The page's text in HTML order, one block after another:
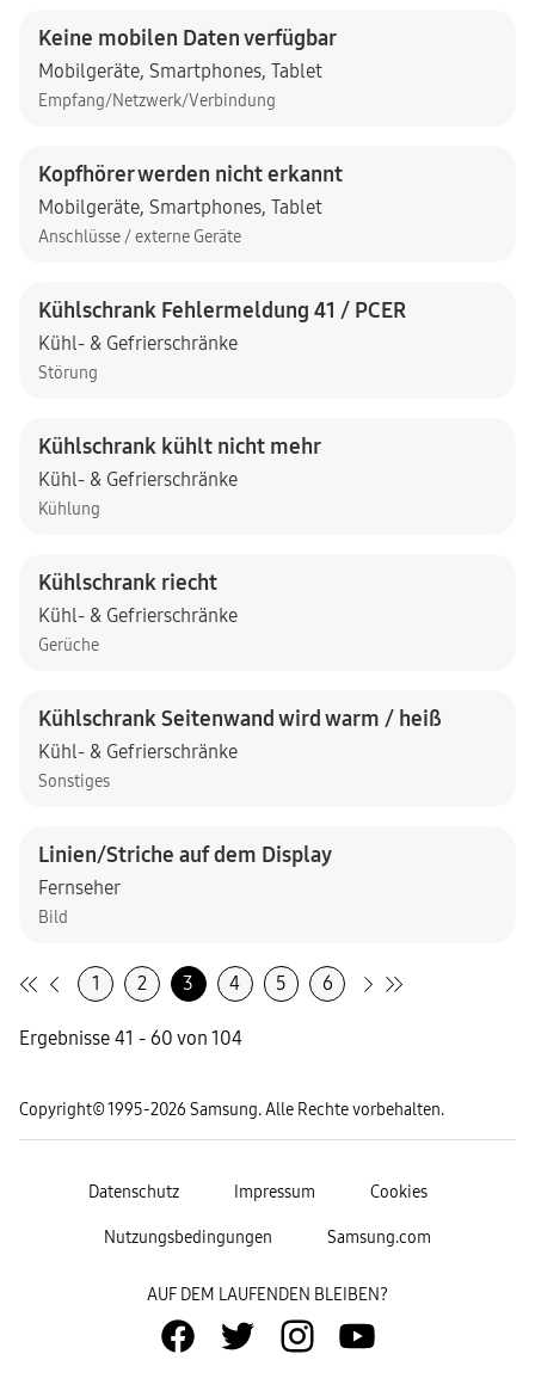
Keine mobilen Daten verfügbar
Mobilgeräte, Smartphones, Tablet
Empfang/Netzwerk/Verbindung
Kopfhörer werden nicht erkannt
Mobilgeräte, Smartphones, Tablet
Anschlüsse / externe Geräte
Kühlschrank Fehlermeldung 41 / PCER
Kühl- & Gefrierschränke
Störung
Kühlschrank kühlt nicht mehr
Kühl- & Gefrierschränke
Kühlung
Kühlschrank riecht
Kühl- & Gefrierschränke
Gerüche
Kühlschrank Seitenwand wird warm / heiß
Kühl- & Gefrierschränke
Sonstiges
Linien/Striche auf dem Display
Fernseher
Bild
1 2 3 4 5 6
Ergebnisse 41 - 60 von 104
Copyright© 1995-2026 Samsung. Alle Rechte vorbehalten.
Datenschutz Impressum Cookies
Nutzungsbedingungen Samsung.com
AUF DEM LAUFENDEN BLEIBEN?